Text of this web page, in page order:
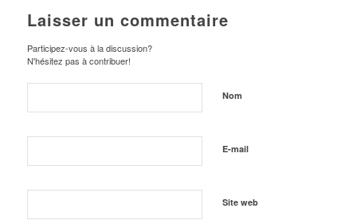
Laisser un commentaire
Participez-vous à la discussion?
N'hésitez pas à contribuer!
Nom
E-mail
Site web